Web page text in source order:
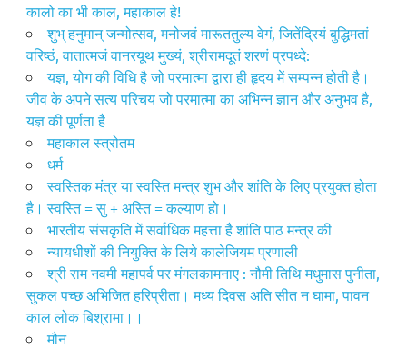
कालो का भी काल, महाकाल हे!
शुभ् हनुमान् जन्मोत्सव, मनोजवं मारूततुल्य वेगं, जितेंद्रियं बुद्धिमतां
वरिष्ठं, वातात्मजं वानरयूथ मुख्यं, श्रीरामदूतं शरणं प्रपध्दे:
यज्ञ, योग की विधि है जो परमात्मा द्वारा ही हृदय में सम्पन्न होती है।
जीव के अपने सत्य परिचय जो परमात्मा का अभिन्न ज्ञान और अनुभव है,
यज्ञ की पूर्णता है
महाकाल स्त्रोतम
धर्म
स्वस्तिक मंत्र या स्वस्ति मन्त्र शुभ और शांति के लिए प्रयुक्त होता
है। स्वस्ति = सु + अस्ति = कल्याण हो।
भारतीय संसकृति में सर्वाधिक महत्ता है शांति पाठ मन्त्र की
न्यायधीशों की नियुक्ति के लिये कालेजियम प्रणाली
श्री राम नवमी महापर्व पर मंगलकामनाए : नौमी तिथि मधुमास पुनीता,
सुकल पच्छ अभिजित हरिप्रीता। मध्य दिवस अति सीत न घामा, पावन
काल लोक बिश्रामा।।
मौन